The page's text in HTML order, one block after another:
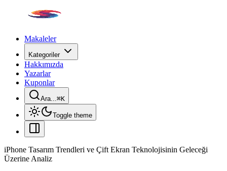
Makaleler
Kategoriler
Hakkımızda
Yazarlar
Kuponlar
Ara...⌘K
Toggle theme
iPhone Tasarım Trendleri ve Çift Ekran Teknolojisinin Geleceği
Üzerine Analiz